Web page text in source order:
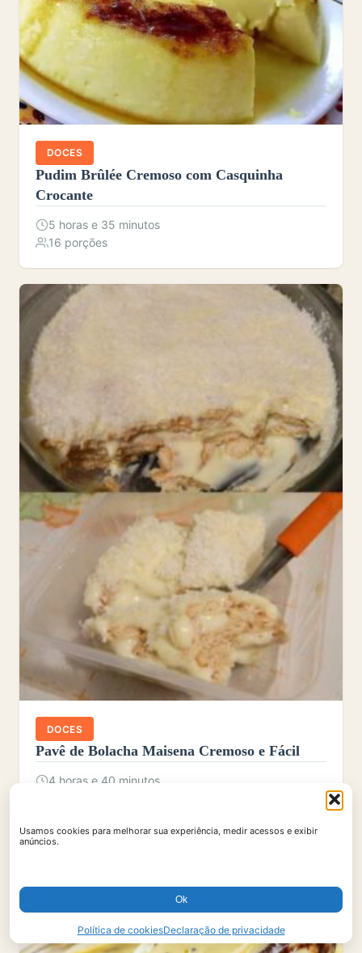
Usamos cookies para melhorar sua experiência, medir acessos e exibir
anúncios.
Ok
Política de cookiesDeclaração de privacidade
DOCES
Pudim Brûlée Cremoso com Casquinha
Crocante
5 horas e 35 minutos
16 porções
DOCES
Pavê de Bolacha Maisena Cremoso e Fácil
4 horas e 40 minutos